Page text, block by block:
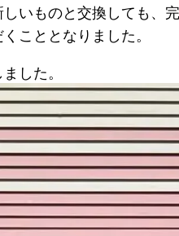
いものと交換しても、
こととなりました。
した。